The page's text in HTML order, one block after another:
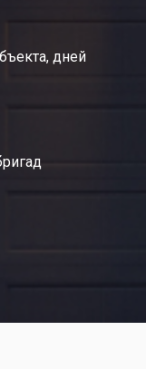
дней